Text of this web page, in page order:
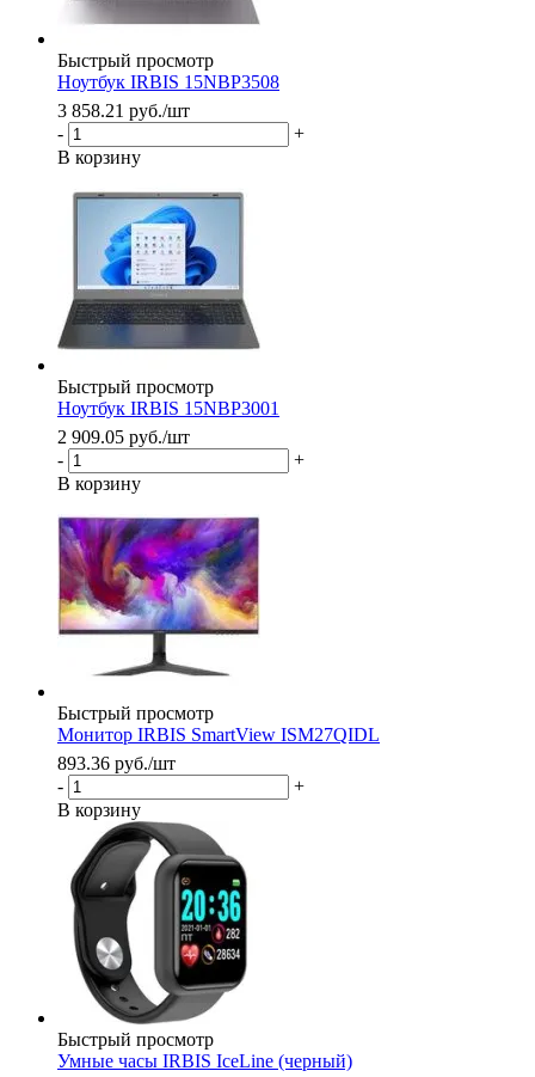
Быстрый просмотр
Ноутбук IRBIS 15NBP3508
3 858.21 руб./шт
-
+
В корзину
Быстрый просмотр
Ноутбук IRBIS 15NBP3001
2 909.05 руб./шт
-
+
В корзину
Быстрый просмотр
Монитор IRBIS SmartView ISM27QIDL
893.36 руб./шт
-
+
В корзину
Быстрый просмотр
Умные часы IRBIS IceLine (черный)